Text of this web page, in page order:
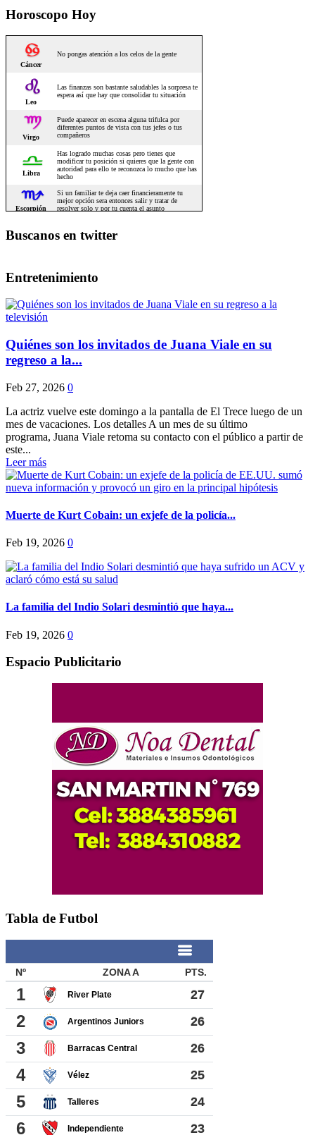
Horoscopo Hoy
Buscanos en twitter
Entretenimiento
Quiénes son los invitados de Juana Viale en su
regreso a la...
Feb 27, 2026 0
La actriz vuelve este domingo a la pantalla de El Trece luego de un
mes de vacaciones. Los detalles A un mes de su último
programa, Juana Viale retoma su contacto con el público a partir de
este...
Leer más
Muerte de Kurt Cobain: un exjefe de la policía...
Feb 19, 2026 0
La familia del Indio Solari desmintió que haya...
Feb 19, 2026 0
Espacio Publicitario
Tabla de Futbol